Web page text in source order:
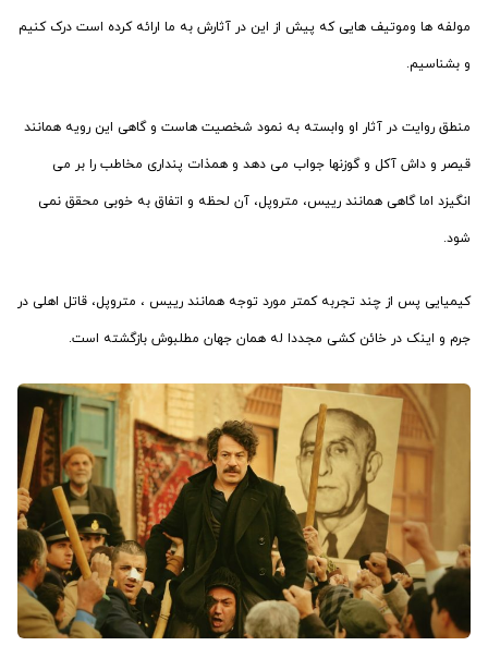
مولفه ها و‌موتیف هایی که پیش از این در آثارش به ما ارائه کرده است درک کنیم
و بشناسیم.
منطق روایت در آثار او وابسته به نمود شخصیت هاست و گاهی این رویه همانند
قیصر و داش آکل و گوزنها جواب می دهد و همذات پنداری مخاطب را بر می
انگیزد اما گاهی همانند رییس، متروپل، آن لحظه و اتفاق به خوبی محقق نمی
شود.
کیمیایی پس از چند تجربه کمتر مورد توجه همانند رییس ، متروپل، قاتل اهلی در
جرم و اینک در خائن کشی مجددا له همان جهان مطلبوش بازگشته است.